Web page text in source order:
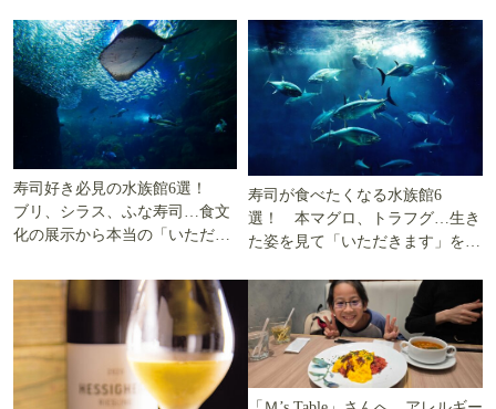
寿司好き必見の水族館6選！
ブリ、シラス、ふな寿司…食文
化の展示から本当の「いただき
寿司が食べたくなる水族館6
選！ 本マグロ、トラフグ…生き
た姿を見て「いただきます」を考